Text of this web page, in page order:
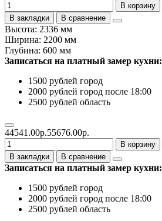
В корзину
В закладки
В сравнение
Высота: 2336 мм
Ширина: 2200 мм
Глубина: 600 мм
Записаться на платный замер кухни:
1500 рублей город
2000 рублей город после 18:00
2500 рублей область
44541.00р.55676.00р.
В корзину
В закладки
В сравнение
Записаться на платный замер кухни:
1500 рублей город
2000 рублей город после 18:00
2500 рублей область